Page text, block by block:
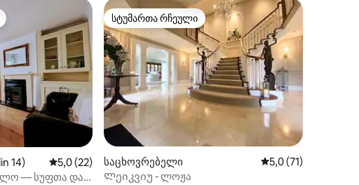
მიმოხილვა
ვარიანტი
14) საშუალო შეფასებაა 5‑დან 5,0, 22 მიმოხილვა
5,0 (22)
— სუფთა და
სტუმართა რჩეული
სტუმართა რჩეული
საცხოვრებელი საშუალო
5,0 (71)
Ლეიკვიუ ‑ ლოჟა